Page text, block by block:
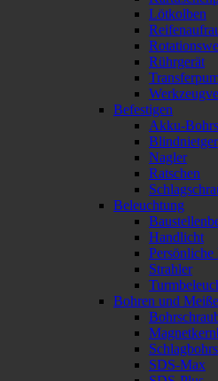
Lötkolben
Rührgerät
Befestigen
Akku-
Nagler
Ratschen
Beleuchtung
Handlicht
Strahler
Bohren und
SDS-Max